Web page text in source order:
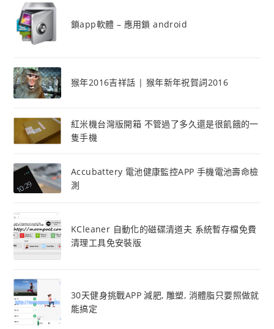
鎖app軟體 – 應用鎖 android
猴年2016吉祥話 | 猴年新年祝賀詞2016
紅米機台灣版開箱 不管過了多久還是很飢餓的一
隻手機
Accubattery 電池健康監控APP 手機電池壽命檢
測
KCleaner 自動化的磁碟清道夫 系統暫存檔免費
清理工具免安裝版
30天健身挑戰APP 減肥, 雕塑, 消體脂只要照做就
能搞定